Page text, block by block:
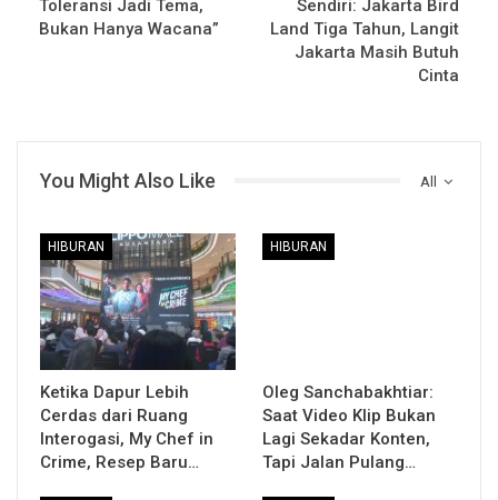
Toleransi Jadi Tema,
Bukan Hanya Wacana”
Sendiri: Jakarta Bird
Land Tiga Tahun, Langit
Jakarta Masih Butuh
Cinta
All
You Might Also Like
HIBURAN
Ketika Dapur Lebih
Cerdas dari Ruang
Interogasi, My Chef in
Crime, Resep Baru…
HIBURAN
Oleg Sanchabakhtiar:
Saat Video Klip Bukan
Lagi Sekadar Konten,
Tapi Jalan Pulang…